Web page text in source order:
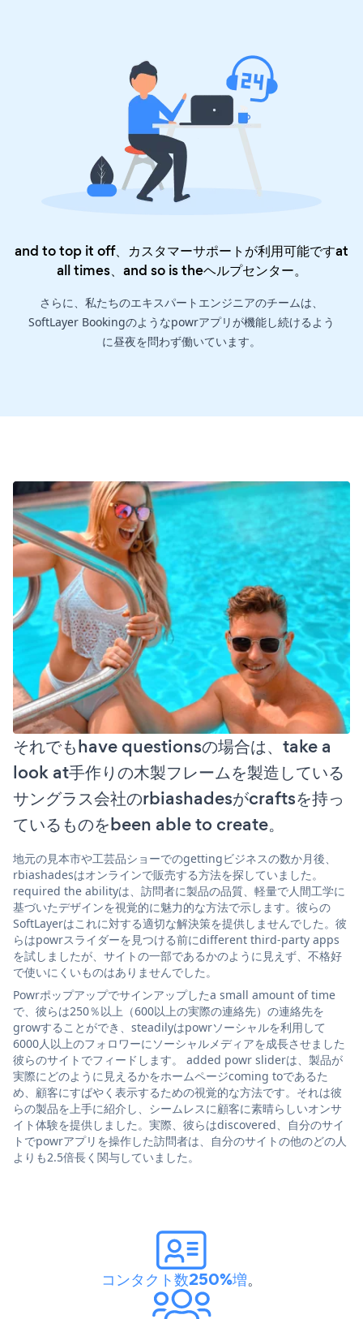
and to top it off、カスタマーサポートが利用可能ですat
all times、and so is theヘルプセンター。
さらに、私たちのエキスパートエンジニアのチームは、
SoftLayer Bookingのようなpowrアプリが機能し続けるよう
に昼夜を問わず働いています。
それでもhave questionsの場合は、take a
look at手作りの木製フレームを製造している
サングラス会社のrbiashadesがcraftsを持っ
ているものをbeen able to create。
地元の見本市や工芸品ショーでのgettingビジネスの数か月後、
rbiashadesはオンラインで販売する方法を探していました。
required the abilityは、訪問者に製品の品質、軽量で人間工学に
基づいたデザインを視覚的に魅力的な方法で示します。彼らの
SoftLayerはこれに対する適切な解決策を提供しませんでした。彼
らはpowrスライダーを見つける前にdifferent third-party apps
を試しましたが、サイトの一部であるかのように見えず、不格好
で使いにくいものはありませんでした。
Powrポップアップでサインアップしたa small amount of time
で、彼らは250％以上（600以上の実際の連絡先）の連絡先を
growすることができ、steadilyはpowrソーシャルを利用して
6000人以上のフォロワーにソーシャルメディアを成長させました
彼らのサイトでフィードします。 added powr sliderは、製品が
実際にどのように見えるかをホームページcoming toであるた
め、顧客にすばやく表示するための視覚的な方法です。それは彼
らの製品を上手に紹介し、シームレスに顧客に素晴らしいオンサ
イト体験を提供しました。実際、彼らはdiscovered、自分のサイ
トでpowrアプリを操作した訪問者は、自分のサイトの他のどの人
よりも2.5倍長く関与していました。
コンタクト数250%増。